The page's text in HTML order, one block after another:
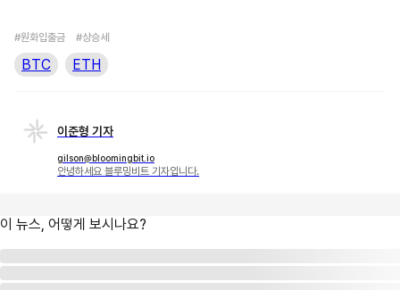
#원화입출금 #상승세
BTC ETH
이준형 기자
gilson@bloomingbit.io
안녕하세요 블루밍비트 기자입니다.
이 뉴스, 어떻게 보시나요?